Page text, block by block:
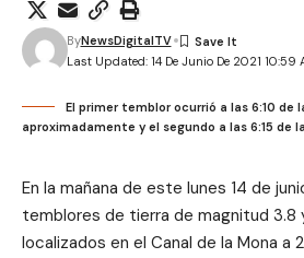
Last Updated: 14 De Junio De 2021 10:59
ByNewsDigitalTV
El primer temblor ocurrió a las 6:10 de
aproximadamente y el segundo a las 6:15 de
En la mañana de este lunes 14 de
temblores de tierra de magnitud 3.8
localizados en el Canal de la Mona a